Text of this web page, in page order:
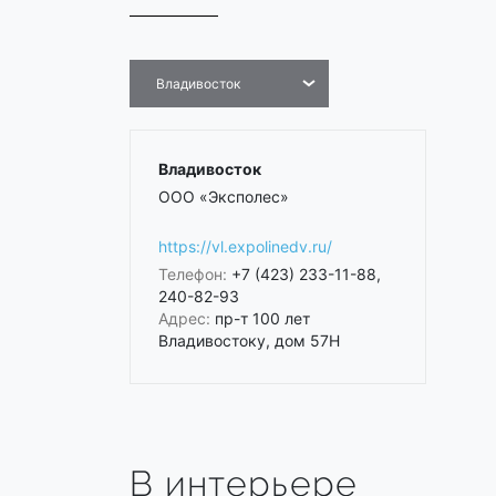
Владивосток
Владивосток
ООО «Эксполес»
https://vl.expolinedv.ru/
Телефон: +7 (423) 233-11-88,
240-82-93
Адрес: пр-т 100 лет
Владивостоку, дом 57Н
В интерьере